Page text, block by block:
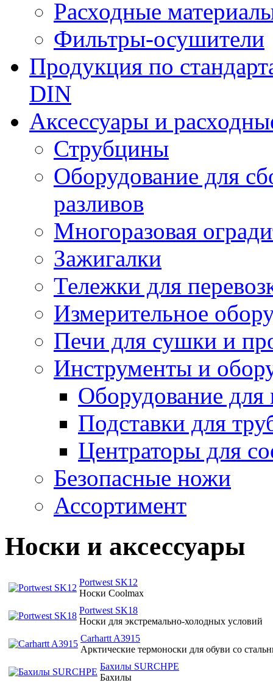
Расходные
Фильтры-осушители
Продукция по
DIN
Аксессуары и
Струбцины
Оборудование для
разливов
Многоразовая
Зажигалки
Тележки для
Измерительное
Печи для сушки и
Инструменты и
Оборудование
Подставки для
Центраторы для
Безопасные ножи
Ассортимент
Носки и аксессуары
Portwest SK12
Носки Coolmax
Portwest SK18
Носки для экстремально-холодных условий
Carhartt A3915
Арктические термоноски для обуви со
Бахилы SURCHPE
Бахилы